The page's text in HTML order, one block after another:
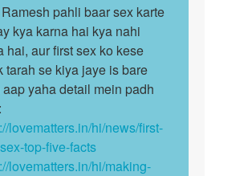
to
Sex
kese
kre
by
pahli baar sex karte
kya karna hai kya nahi
hai, aur first sex ko kese
tarah se kiya jaye is bare
aap yaha detail mein padh
lovematters.in/hi/news/first-
top-five-facts
lovematters.in/hi/making-